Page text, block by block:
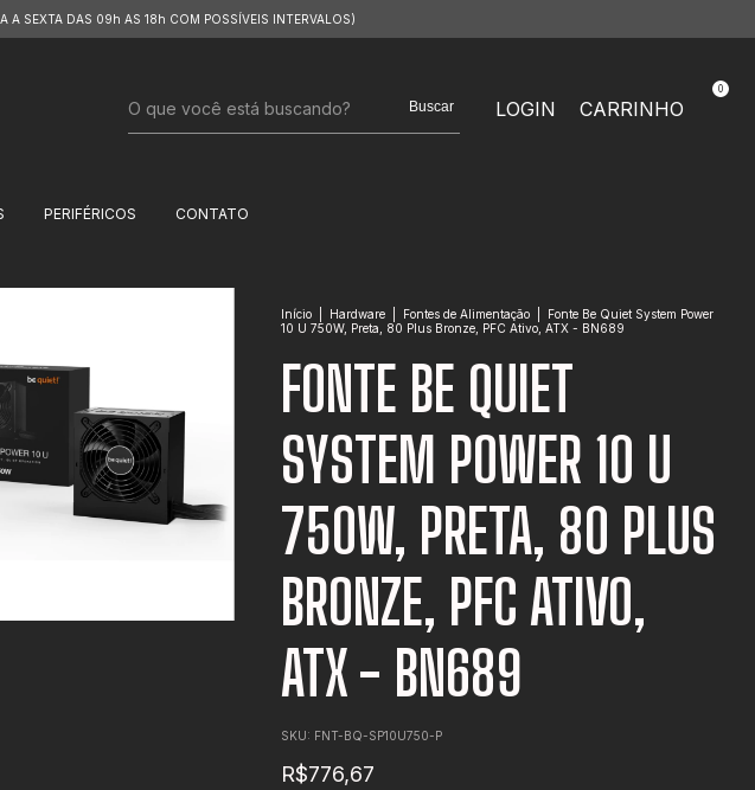
A SEXTA DAS 09h AS 18h COM POSSÍVEIS INTERVALOS)
Buscar LOGIN CARRINHO
0
PERIFÉRICOS CONTATO
Início Hardware Fontes de Alimentação
Fonte Be Quiet System Power
10 U 750W, Preta, 80 Plus Bronze, PFC Ativo, ATX - BN689
FONTE BE QUIET
SYSTEM POWER 10 U
750W, PRETA, 80 PLUS
BRONZE, PFC ATIVO,
ATX - BN689
SKU: FNT-BQ-SP10U750-P
R$776,67